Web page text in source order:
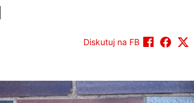
Diskutuj na FB